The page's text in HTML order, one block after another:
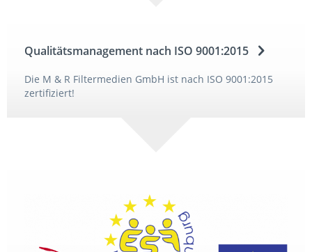
Qualitätsmanagement nach ISO 9001:2015
Die M & R Filtermedien GmbH ist nach ISO 9001:2015
zertifiziert!